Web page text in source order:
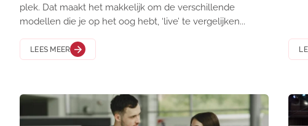
plek. Dat maakt het makkelijk om de verschillende
modellen die je op het oog hebt, ‘live’ te vergelijken...
LEES MEER